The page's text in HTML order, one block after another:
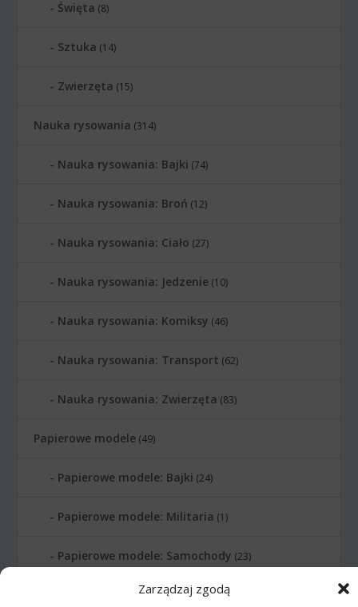
Zarządzaj zgodą
Święta (8)
Sztuka (14)
Zwierzęta (15)
Nauka rysowania (314)
Nauka rysowania: Bajki (74)
Nauka rysowania: Broń (12)
Nauka rysowania: Ciało (27)
Nauka rysowania: Jedzenie (10)
Nauka rysowania: Komiksy (46)
Nauka rysowania: Transport (62)
Nauka rysowania: Zwierzęta (83)
Papierowe modele (49)
Papierowe modele: Bajki (24)
Papierowe modele: Militaria (1)
Papierowe modele: Samochody (23)
Papierowe modele: Skala 1:1(2)